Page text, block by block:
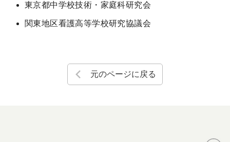
東京都中学校技術・家庭科研究会
関東地区看護高等学校研究協議会
元のページに戻る